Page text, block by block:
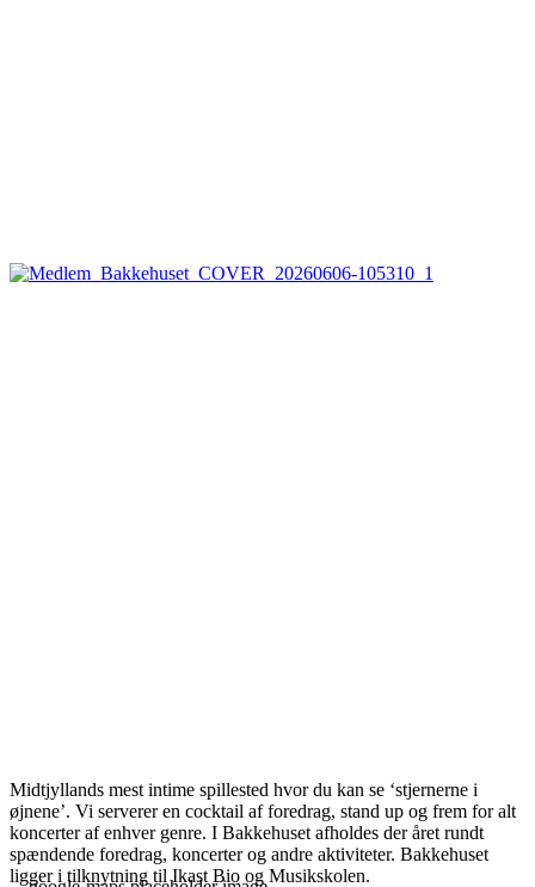
Midtjyllands mest intime spillested hvor du kan se ‘stjernerne i
øjnene’. Vi serverer en cocktail af foredrag, stand up og frem for alt
koncerter af enhver genre. I Bakkehuset afholdes der året rundt
spændende foredrag, koncerter og andre aktiviteter. Bakkehuset
ligger i tilknytning til Ikast Bio og Musikskolen.